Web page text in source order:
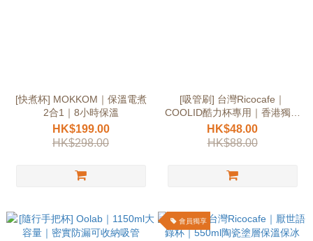
[快煮杯] MOKKOM｜保溫電煮
2合1｜8小時保溫
HK$199.00
HK$298.00
[吸管刷] 台灣Ricocafe｜
COOLID酷力杯專用｜香港獨家
代理可拆卸
HK$48.00
HK$88.00
會員獨享